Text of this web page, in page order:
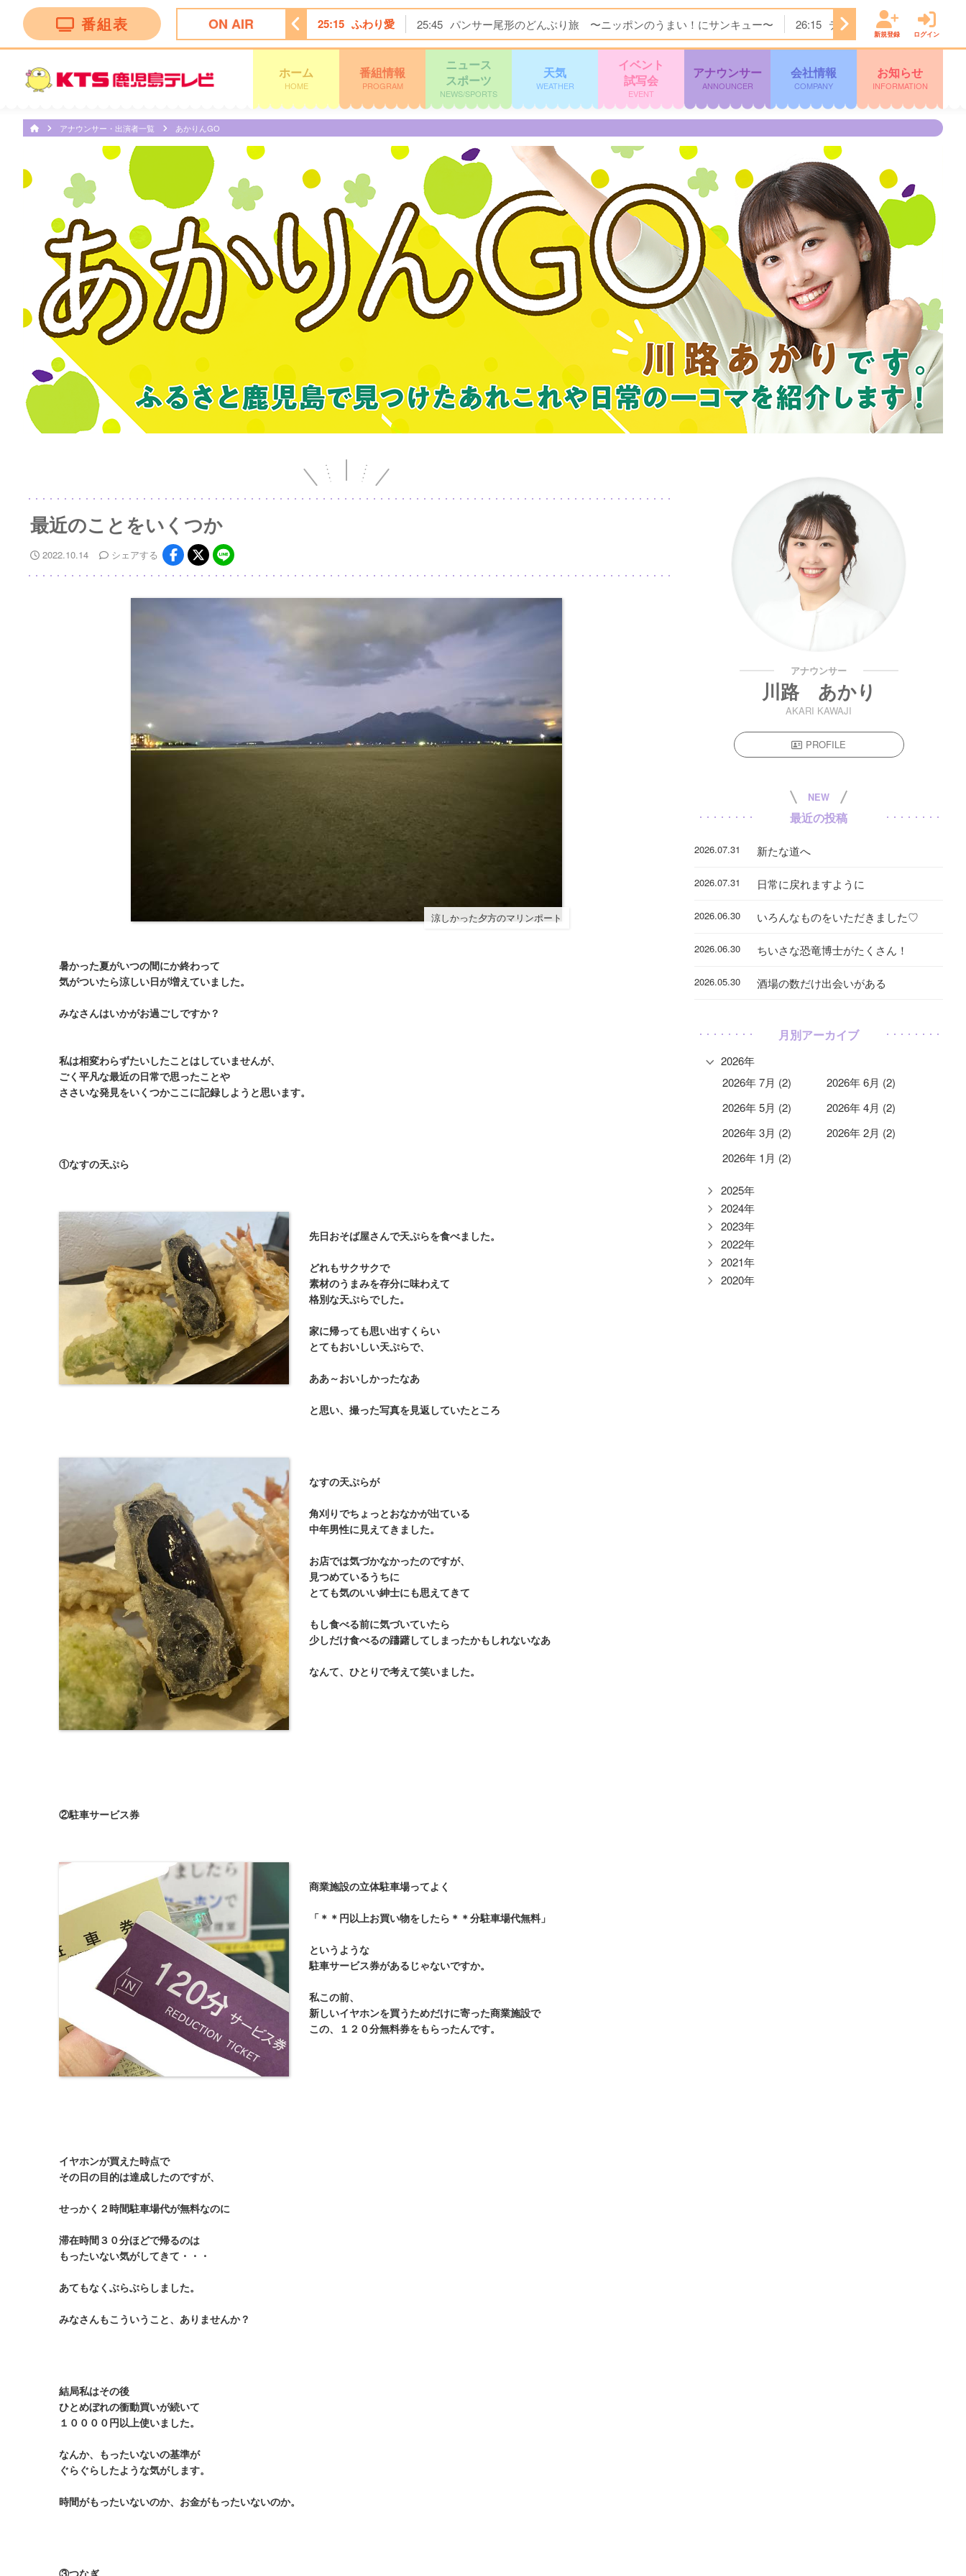
番組表 ON AIR
＆スポーツ 24:45 Ｋａｇｏｓｈｉｍａ 見っどナイト 25:15 ふわり愛 25:45 パンサー尾形のどんぶり旅 〜ニッポンのうまい！にサンキュー〜 26:15 ディノスＴＨＥストア
新規登録 ログイン
ホーム
HOME
番組情報
PROGRAM
ニュース
スポーツ
NEWS/SPORTS
天気
WEATHER
イベント
試写会
EVENT
アナウンサー
ANNOUNCER
会社情報
COMPANY
お知らせ
INFORMATION
アナウンサー・出演者一覧 あかりんGO
最近のことをいくつか
2022.10.14 シェアする
涼しかった夕方のマリンポート
暑かった夏がいつの間にか終わって
気がついたら涼しい日が増えていました。
みなさんはいかがお過ごしですか？
私は相変わらずたいしたことはしていませんが、
ごく平凡な最近の日常で思ったことや
ささいな発見をいくつかここに記録しようと思います。
①なすの天ぷら
先日おそば屋さんで天ぷらを食べました。
どれもサクサクで
素材のうまみを存分に味わえて
格別な天ぷらでした。
家に帰っても思い出すくらい
とてもおいしい天ぷらで、
ああ～おいしかったなあ
と思い、撮った写真を見返していたところ
なすの天ぷらが
角刈りでちょっとおなかが出ている
中年男性に見えてきました。
お店では気づかなかったのですが、
見つめているうちに
とても気のいい紳士にも思えてきて
もし食べる前に気づいていたら
少しだけ食べるの躊躇してしまったかもしれないなあ
なんて、ひとりで考えて笑いました。
②駐車サービス券
商業施設の立体駐車場ってよく
「＊＊円以上お買い物をしたら＊＊分駐車場代無料」
というような
駐車サービス券があるじゃないですか。
私この前、
新しいイヤホンを買うためだけに寄った商業施設で
この、１２０分無料券をもらったんです。
イヤホンが買えた時点で
その日の目的は達成したのですが、
せっかく２時間駐車場代が無料なのに
滞在時間３０分ほどで帰るのは
もったいない気がしてきて・・・
あてもなくぶらぶらしました。
みなさんもこういうこと、ありませんか？
結局私はその後
ひとめぼれの衝動買いが続いて
１００００円以上使いました。
なんか、もったいないの基準が
ぐらぐらしたような気がします。
時間がもったいないのか、お金がもったいないのか。
③つなぎ
アナウンサー
川路 あかり
AKARI KAWAJI
PROFILE
NEW
最近の投稿
2026.07.31 新たな道へ
2026.07.31 日常に戻れますように
2026.06.30 いろんなものをいただきました♡
2026.06.30 ちいさな恐竜博士がたくさん！
2026.05.30 酒場の数だけ出会いがある
月別アーカイブ
2026年
2026年 7月 (2)
2026年 6月 (2)
2026年 5月 (2)
2026年 4月 (2)
2026年 3月 (2)
2026年 2月 (2)
2026年 1月 (2)
2025年
2024年
2023年
2022年
2021年
2020年